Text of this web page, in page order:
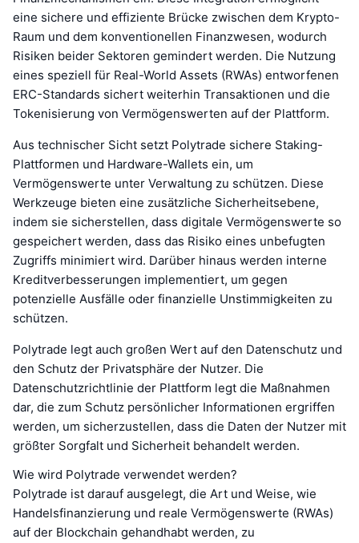
eine sichere und effiziente Brücke zwischen dem Krypto-
Raum und dem konventionellen Finanzwesen, wodurch
Risiken beider Sektoren gemindert werden. Die Nutzung
eines speziell für Real-World Assets (RWAs) entworfenen
ERC-Standards sichert weiterhin Transaktionen und die
Tokenisierung von Vermögenswerten auf der Plattform.
Aus technischer Sicht setzt Polytrade sichere Staking-
Plattformen und Hardware-Wallets ein, um
Vermögenswerte unter Verwaltung zu schützen. Diese
Werkzeuge bieten eine zusätzliche Sicherheitsebene,
indem sie sicherstellen, dass digitale Vermögenswerte so
gespeichert werden, dass das Risiko eines unbefugten
Zugriffs minimiert wird. Darüber hinaus werden interne
Kreditverbesserungen implementiert, um gegen
potenzielle Ausfälle oder finanzielle Unstimmigkeiten zu
schützen.
Polytrade legt auch großen Wert auf den Datenschutz und
den Schutz der Privatsphäre der Nutzer. Die
Datenschutzrichtlinie der Plattform legt die Maßnahmen
dar, die zum Schutz persönlicher Informationen ergriffen
werden, um sicherzustellen, dass die Daten der Nutzer mit
größter Sorgfalt und Sicherheit behandelt werden.
Wie wird Polytrade verwendet werden?
Polytrade ist darauf ausgelegt, die Art und Weise, wie
Handelsfinanzierung und reale Vermögenswerte (RWAs)
auf der Blockchain gehandhabt werden, zu